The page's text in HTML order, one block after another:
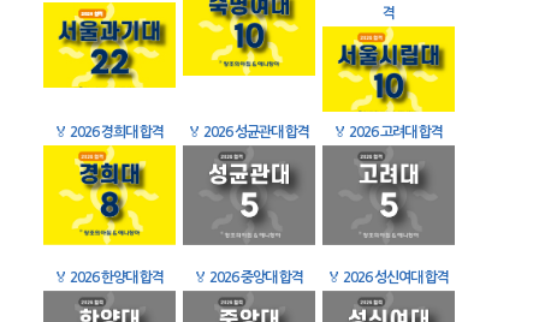
격
🏅 2026 경희대 합격 🏅 2026 성균관대 합격 🏅 2026 고려대 합격
🏅 2026 한양대 합격 🏅 2026 중앙대 합격 🏅 2026 성신여대 합격